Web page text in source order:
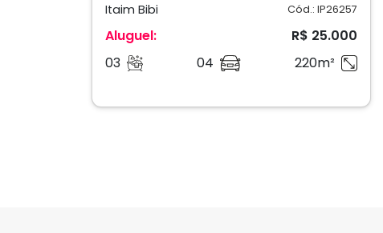
Itaim Bibi Cód.: IP26257
Aluguel:
R$ 25.000
03
04 220m²